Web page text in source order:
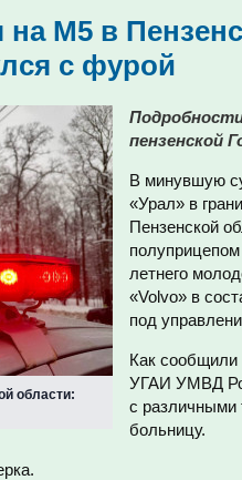
М5 в
с фурой
области:
пензенской
В минувшую
«Урал» в
Пензенской
летнего
«Volvo» в
под
Как сообщили
УГАИ УМВД
с различными
больницу.